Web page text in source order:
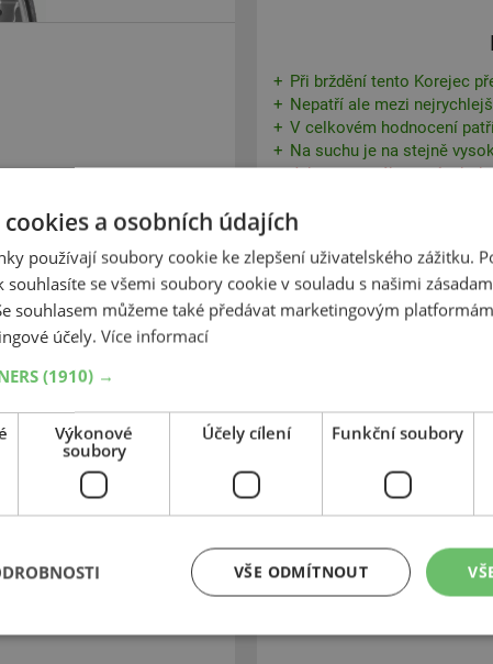
Při brždění tento Korejec
Nepatří ale mezi
V celkovém hodnocení
Na suchu je na stejně
Jeho rovnováha není tak
a osobních údajích
používají soubory cookie ke zlepšení uživatelského zážitku.
souhlasíte se všemi soubory cookie v souladu s našimi
souhlasem můžeme také předávat marketingovým
účely. Více informací
(1910) →
Výkonové
soubory
Účely cílení Funkční soubory
VŠE ODMÍTNOUT